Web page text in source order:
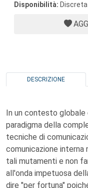
Disponibilità: Discreta
DESCRIZIONE
In un contesto globale
paradigma della
tecniche di
comunicazione interna
tali mutamenti e non
all'onda impetuosa
dire "per fortuna"